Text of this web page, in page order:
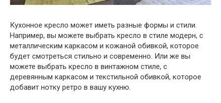
Кухонное кресло может иметь разные формы и стили.
Например, вы можете выбрать кресло в стиле модерн, с
металлическим каркасом и кожаной обивкой, которое
будет смотреться стильно и современно. Или же вы
можете выбрать кресло в винтажном стиле, с
деревянным каркасом и текстильной обивкой, которое
добавит нотку ретро в вашу кухню.